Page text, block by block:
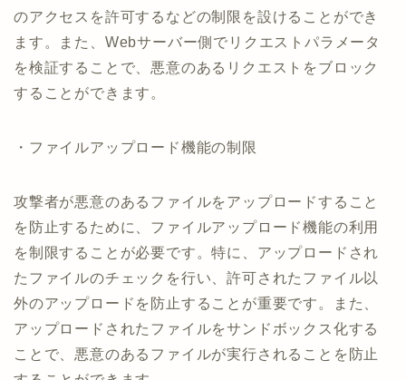
のアクセスを許可するなどの制限を設けることができ
ます。また、Webサーバー側でリクエストパラメータ
を検証することで、悪意のあるリクエストをブロック
することができます。
・ファイルアップロード機能の制限
攻撃者が悪意のあるファイルをアップロードすること
を防止するために、ファイルアップロード機能の利用
を制限することが必要です。特に、アップロードされ
たファイルのチェックを行い、許可されたファイル以
外のアップロードを防止することが重要です。また、
アップロードされたファイルをサンドボックス化する
ことで、悪意のあるファイルが実行されることを防止